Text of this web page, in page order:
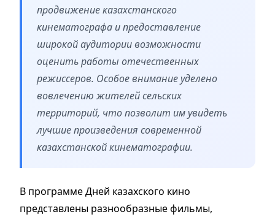
продвижение казахстанского
кинематографа и предоставление
широкой аудитории возможности
оценить работы отечественных
режиссеров. Особое внимание уделено
вовлечению жителей сельских
территорий, что позволит им увидеть
лучшие произведения современной
казахстанской кинематографии.
В программе Дней казахского кино
представлены разнообразные фильмы,